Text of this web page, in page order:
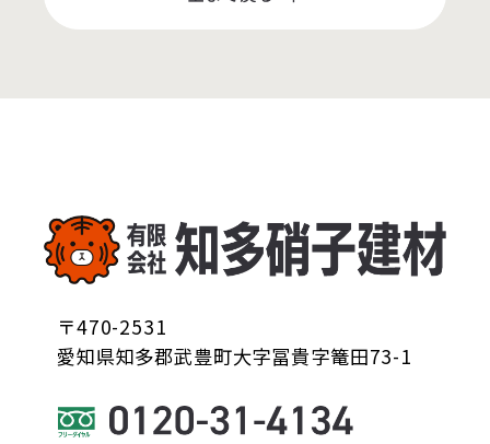
〒470-2531
愛知県知多郡武豊町大字冨貴字篭田73-1